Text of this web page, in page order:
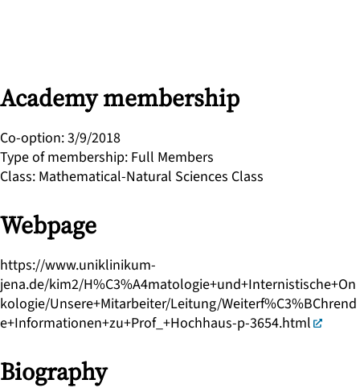
Academy membership
Co-option:3/9/2018
Type of membership: Full Members
Class: Mathematical-Natural Sciences Class
Webpage
https://www.uniklinikum-
jena.de/kim2/H%C3%A4matologie+und+Internistische+On
kologie/Unsere+Mitarbeiter/Leitung/Weiterf%C3%BChrend
e+Informationen+zu+Prof_+Hochhaus-p-3654.html
Biography